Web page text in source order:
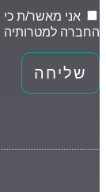
אני מאשר/ת כי
החברה למטרותיה
שליחה